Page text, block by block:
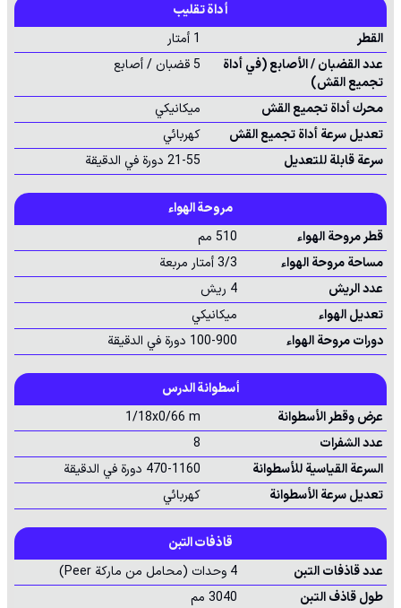
أداة تقليب
القطر
1 أمتار
عدد القضبان / الأصابع (في أداة
تجميع القش)
5 قضبان / أصابع
محرك أداة تجميع القش
ميكانيكي
تعديل سرعة أداة تجميع القش
كهربائي
سرعة قابلة للتعديل
21-55 دورة في الدقيقة
مروحة الهواء
قطر مروحة الهواء
510 مم
مساحة مروحة الهواء
3/3 أمتار مربعة
عدد الريش
4 ريش
تعديل الهواء
ميكانيكي
دورات مروحة الهواء
100-900 دورة في الدقيقة
أسطوانة الدرس
عرض وقطر الأسطوانة
1/18x0/66 m
عدد الشفرات
8
السرعة القياسية للأسطوانة
470-1160 دورة في الدقيقة
تعديل سرعة الأسطوانة
كهربائي
قاذفات التبن
عدد قاذفات التبن
4 وحدات (محامل من ماركة Peer)
طول قاذف التبن
3040 مم